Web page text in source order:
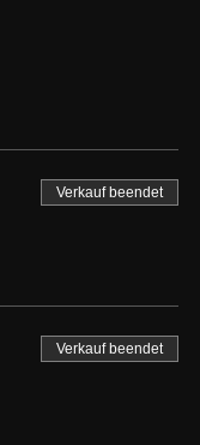
Verkauf beendet
Verkauf beendet